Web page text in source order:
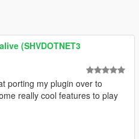
(SHVDOTNET3
porting my plugin over to
really cool features to play